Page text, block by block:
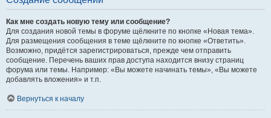
Как мне создать новую тему или сообщение?
Для создания новой темы в форуме щёлкните по кнопке «Новая тема».
Для размещения сообщения в теме щёлкните по кнопке «Ответить».
Возможно, придётся зарегистрироваться, прежде чем отправить
сообщение. Перечень ваших прав доступа находится внизу страниц
форума или темы. Например: «Вы можете начинать темы», «Вы можете
добавлять вложения» и т.п.
Вернуться к началу